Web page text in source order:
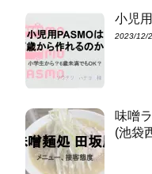
小児
2023/12/
味噌
(池袋